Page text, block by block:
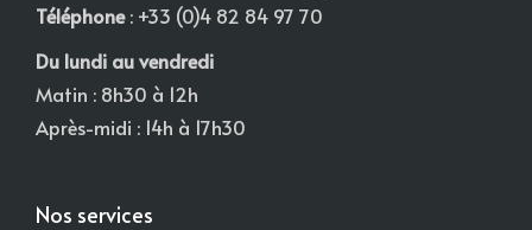
Téléphone: +33 (0)4 82 84 97 70
Du lundi au vendredi
Matin : 8h30 à 12h
Après-midi : 14h à 17h30
Nos services